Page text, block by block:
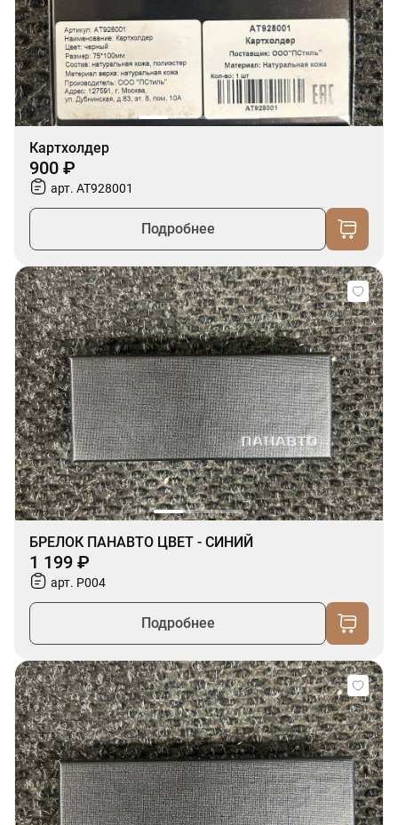
Картхолдер
900 ₽
арт. AT928001
Подробнее
БРЕЛОК ПАНАВТО ЦВЕТ - СИНИЙ
1 199 ₽
арт. P004
Подробнее